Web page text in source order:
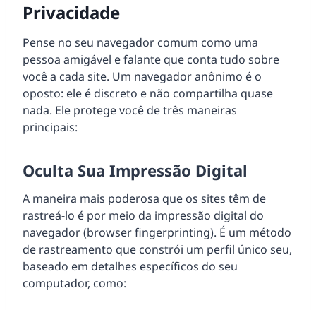
Privacidade
Pense no seu navegador comum como uma
pessoa amigável e falante que conta tudo sobre
você a cada site. Um navegador anônimo é o
oposto: ele é discreto e não compartilha quase
nada. Ele protege você de três maneiras
principais:
Oculta Sua Impressão Digital
A maneira mais poderosa que os sites têm de
rastreá-lo é por meio da impressão digital do
navegador (browser fingerprinting). É um método
de rastreamento que constrói um perfil único seu,
baseado em detalhes específicos do seu
computador, como: